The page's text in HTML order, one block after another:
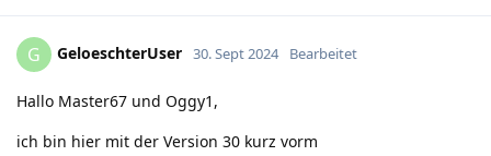
G GeloeschterUser 30. Sept 2024 Bearbeitet
Hallo Master67 und Oggy1,
ich bin hier mit der Version 30 kurz vorm